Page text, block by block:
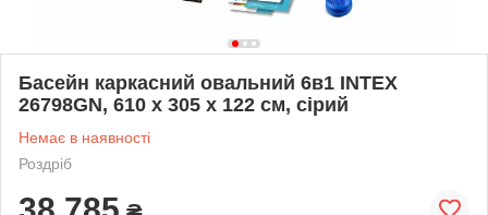
Басейн каркасний овальний 6в1 INTEX
26798GN, 610 x 305 х 122 см, сірий
Немає в наявності
Роздріб